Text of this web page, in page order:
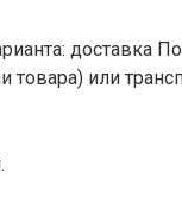
доставка
или